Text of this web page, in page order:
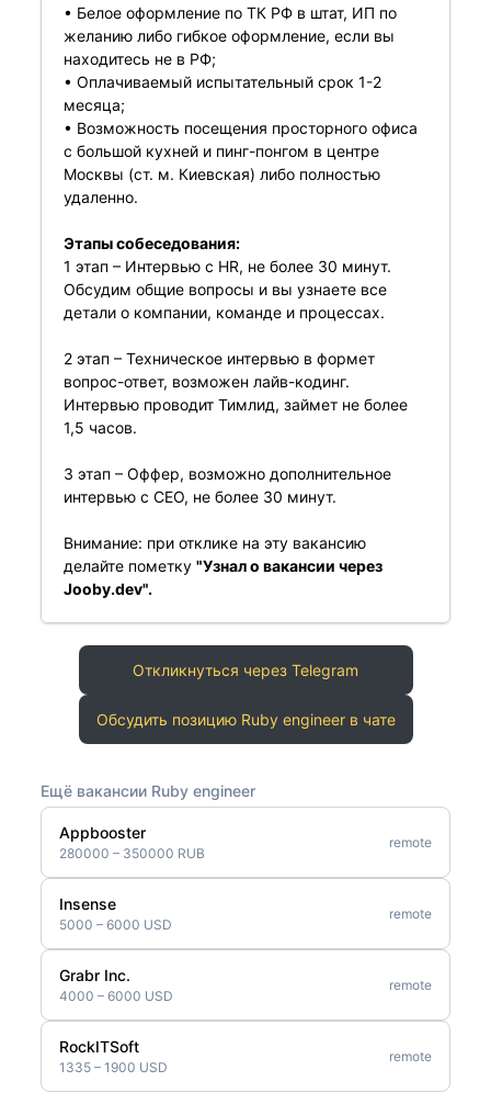
• Белое оформление по ТК РФ в штат, ИП по
желанию либо гибкое оформление, если вы
находитесь не в РФ;
• Оплачиваемый испытательный срок 1-2
месяца;
• Возможность посещения просторного офиса
с большой кухней и пинг-понгом в центре
Москвы (ст. м. Киевская) либо полностью
удаленно.
Этапы собеседования:
1 этап – Интервью с HR, не более 30 минут.
Обсудим общие вопросы и вы узнаете все
детали о компании, команде и процессах.
2 этап – Техническое интервью в формет
вопрос-ответ, возможен лайв-кодинг.
Интервью проводит Тимлид, займет не более
1,5 часов.
3 этап – Оффер, возможно дополнительное
интервью с СЕО, не более 30 минут.
Внимание: при отклике на эту вакансию
делайте пометку "Узнал о вакансии через
Jooby.dev".
Откликнуться через Telegram
Обсудить позицию Ruby engineer в чате
Ещё вакансии Ruby engineer
Appbooster
280000 – 350000 RUB
remote
Insense
5000 – 6000 USD
remote
Grabr Inc.
4000 – 6000 USD
remote
RockITSoft
1335 – 1900 USD
remote